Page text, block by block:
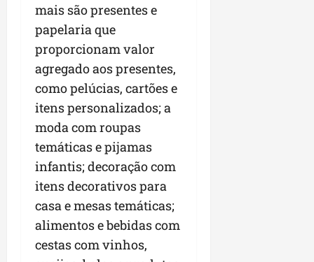
mais são presentes e
papelaria que
proporcionam valor
agregado aos presentes,
como pelúcias, cartões e
itens personalizados; a
moda com roupas
temáticas e pijamas
infantis; decoração com
itens decorativos para
casa e mesas temáticas;
alimentos e bebidas com
cestas com vinhos,